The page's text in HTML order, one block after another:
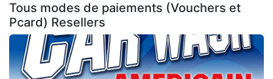
Tous modes de paiements (Vouchers et
Pcard) Resellers